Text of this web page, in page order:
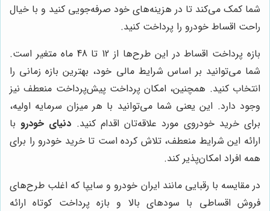
شما کمک می‌کند تا در هزینه‌های خود صرفه‌جویی کنید و با خیال
راحت اقساط خودرو را پرداخت کنید.
بازه پرداخت اقساط در این طرح‌ها از 12 تا 48 ماه متغیر است.
شما می‌توانید بر اساس شرایط مالی خود، بهترین بازه زمانی را
انتخاب کنید. همچنین، امکان پرداخت پیش‌پرداخت منعطف نیز
وجود دارد. این یعنی شما می‌توانید با هر میزان سرمایه اولیه،
برای خرید خودروی مورد علاقه‌تان اقدام کنید. دنیای خودرو با
ارائه این شرایط منعطف، تلاش کرده است تا خرید خودرو را برای
همه افراد امکان‌پذیر کند.
در مقایسه با رقبایی مانند ایران خودرو و سایپا که اغلب طرح‌های
فروش اقساطی با سودهای بالا و بازه پرداخت کوتاه ارائه